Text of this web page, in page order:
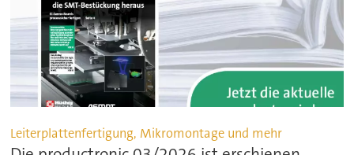
Leiterplattenfertigung, Mikromontage und mehr